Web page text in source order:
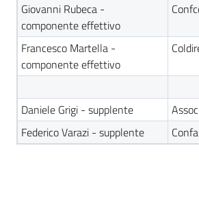
L'Impresa
Digitale
Ac
Giovanni Rubeca -
componente effettivo
Francesco Martella -
componente effettivo
Daniele Grigi - supplente
Federico Varazi - supplente